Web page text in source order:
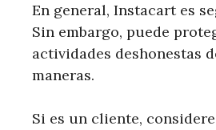
En general, Instacart es
Sin embargo, puede
actividades deshonestas
maneras.
Si es un cliente,